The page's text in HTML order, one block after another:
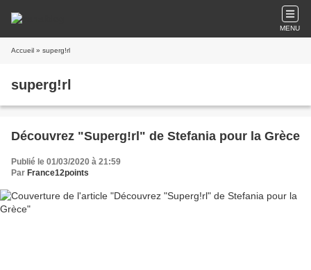
MENU
Accueil » superg!rl
superg!rl
Découvrez "Superg!rl" de Stefania pour la Grèce
Publié le 01/03/2020 à 21:59
Par France12points